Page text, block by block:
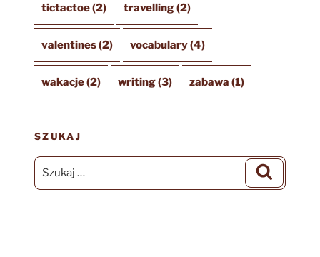
tictactoe(2) travelling(2)
valentines(2) vocabulary(4)
wakacje(2) writing(3) zabawa (1)
SZUKAJ
Szukaj: